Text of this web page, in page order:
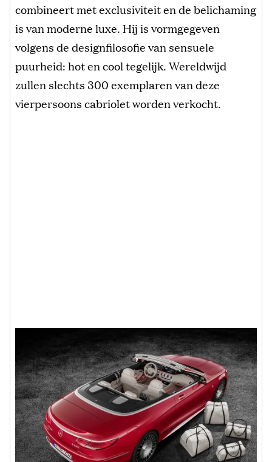
combineert met exclusiviteit en de belichaming
is van moderne luxe. Hij is vormgegeven
volgens de designfilosofie van sensuele
puurheid: hot en cool tegelijk. Wereldwijd
zullen slechts 300 exemplaren van deze
vierpersoons cabriolet worden verkocht.